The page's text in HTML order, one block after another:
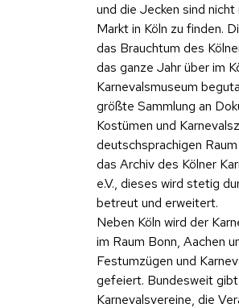
und die Jecken sind
Markt in Köln zu finden.
das Brauchtum des
das ganze Jahr über im
Karnevalsmuseum
größte Sammlung an
Kostümen und
deutschsprachigen
das Archiv des Kölner
e.V., dieses wird stetig
betreut und erweitert.
Neben Köln wird der
im Raum Bonn, Aachen
Festumzügen und
gefeiert. Bundesweit
Karnevalsvereine, die